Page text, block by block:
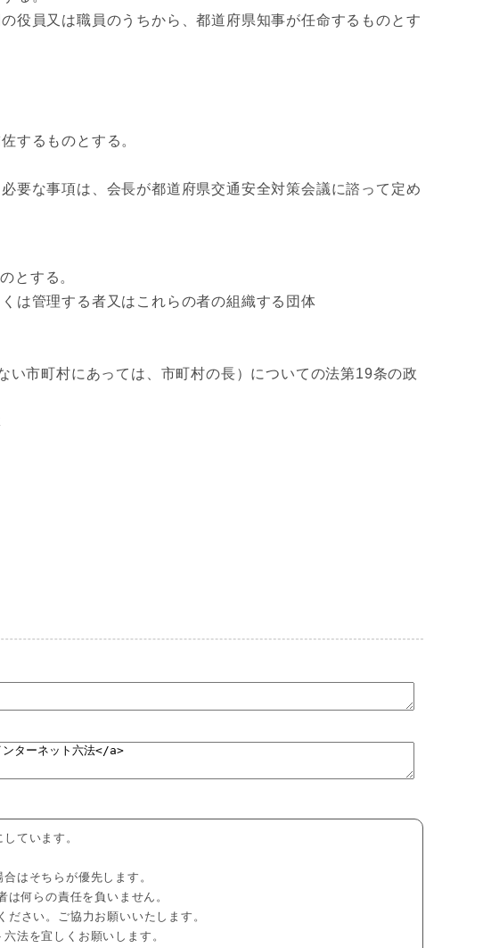
役員又は職員のうちから、都道府県知事が任命するものとす
するものとする。
要な事項は、会長が都道府県交通安全対策会議に諮って定め
とする。
は管理する者又はこれらの者の組織する団体
市町村にあっては、市町村の長）についての法第19条の政
ています。
はそちらが優先します。
何らの責任を負いません。
ださい。ご協力お願いいたします。
法を宜しくお願いします。